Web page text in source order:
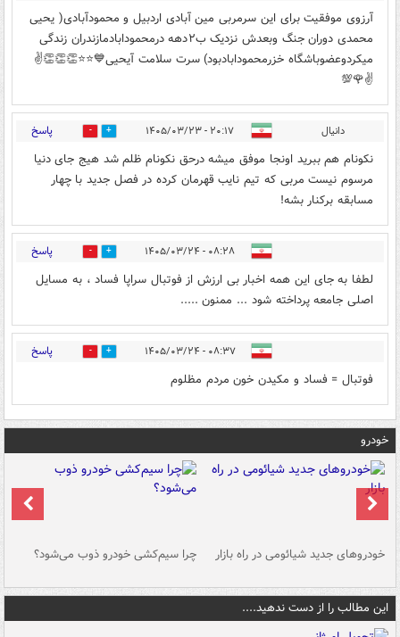
آرزوی موفقیت برای این سرمربی مین آبادی اردبیل و محمودآبادی( یحیی
محمدی دوران جنگ وبعدش نزدیک ب۲دهه درمحمودابادمازندران زندگی
میکردوعضوباشگاه خزرمحمودابادبود) سرت سلامت آیحیی💙⭐️⭐️👏👏👏✌️
✌️🌹💯
دانیال ۲۰:۱۷ - ۱۴۰۵/۰۳/۲۳ 1 پاسخ
نکونام هم ببرید اونجا موفق میشه درحق نکونام ظلم شد هیج جای دنیا
مرسوم نیست مربی که تیم نایب قهرمان کرده در فصل جدید با چهار
مسابقه برکنار بشه!
۰۸:۲۸ - ۱۴۰۵/۰۳/۲۴ 1 پاسخ
لطفا به جای این همه اخبار بی ارزش از فوتبال سراپا فساد ، به مسایل
اصلی جامعه پرداخته شود ... ممنون .....
۰۸:۳۷ - ۱۴۰۵/۰۳/۲۴ 2 پاسخ
فوتبال = فساد و مکیدن خون مردم مظلوم
خودرو
خودروهای جدید شیائومی در راه بازار چرا سیم‌کشی خودرو ذوب می‌شود؟
این مطالب را از دست ندهید....